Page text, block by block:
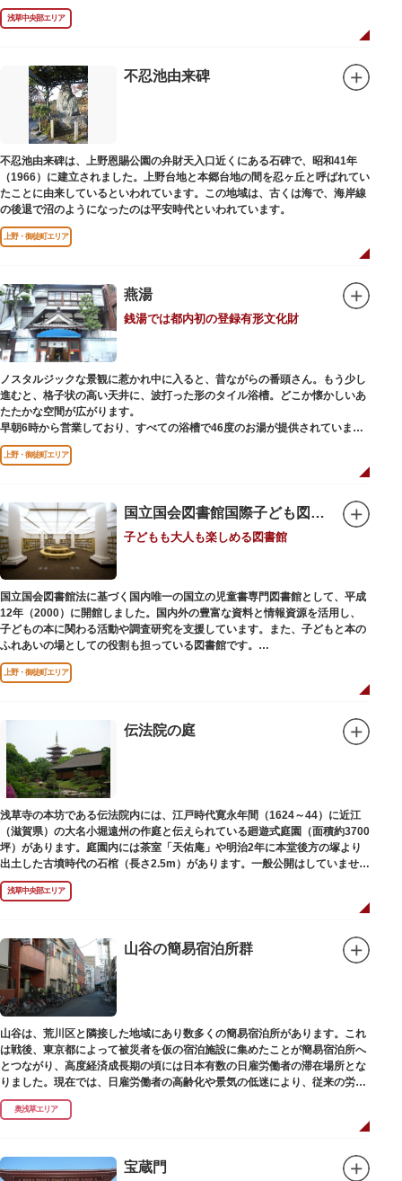
浅草中央部エリア
不忍池由来碑
不忍池由来碑は、上野恩賜公園の弁財天入口近くにある石碑で、昭和41年
（1966）に建立されました。上野台地と本郷台地の間を忍ヶ丘と呼ばれてい
たことに由来しているといわれています。この地域は、古くは海で、海岸線
の後退で沼のようになったのは平安時代といわれています。
上野・御徒町エリア
燕湯
銭湯では都内初の登録有形文化財
ノスタルジックな景観に惹かれ中に入ると、昔ながらの番頭さん。もう少し
進むと、格子状の高い天井に、波打った形のタイル浴槽。どこか懐かしいあ
たたかな空間が広がります。
早朝6時から営業しており、すべての浴槽で46度のお湯が提供されていま
す。常連の方々を魅了するのは早朝のこの少し熱めの温度のお湯と昔ながら
の懐かしさでしょうか。
店頭の屋根瓦や格子型天井等も昭和から引き継がれてきている歴史あるもの
りとご覧ください。
上野・御徒町エリア
国立国会図書館国際子ども図書館
子どもも大人も楽しめる図書館
国立国会図書館法に基づく国内唯一の国立の児童書専門図書館として、平成
12年（2000）に開館しました。国内外の豊富な資料と情報資源を活用し、
子どもの本に関わる活動や調査研究を支援しています。また、子どもと本の
ふれあいの場としての役割も担っている図書館です。
レンガ棟は、明治39年（1906）に建てられた帝国図書館の建物を保存・再
利用しています。
上野・御徒町エリア
伝法院の庭
浅草寺の本坊である伝法院内には、江戸時代寛永年間（1624～44）に近江
（滋賀県）の大名小堀遠州の作庭と伝えられている廻遊式庭園（面積約3700
坪）があります。庭園内には茶室「天佑庵」や明治2年に本堂後方の塚より
出土した古墳時代の石棺（長さ2.5m）があります。一般公開はしていません
が、不定期で特別公開されることがあります。
浅草中央部エリア
山谷の簡易宿泊所群
山谷は、荒川区と隣接した地域にあり数多くの簡易宿泊所があります。これ
は戦後、東京都によって被災者を仮の宿泊施設に集めたことが簡易宿泊所へ
とつながり、高度経済成長期の頃には日本有数の日雇労働者の滞在場所とな
りました。現在では、日雇労働者の高齢化や景気の低迷により、従来の労働
者に代わって、外国人の利用が増えています。
奥浅草エリア
宝蔵門